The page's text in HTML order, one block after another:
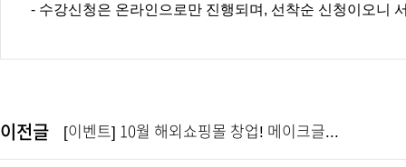
- 수강신청은 온라인으로만 진행되며, 선착순 신청이오니
이전글 [이벤트] 10월 해외쇼핑몰 창업! 메이크글...